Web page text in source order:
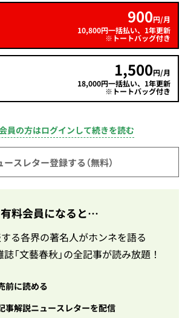
900円/月
10,800円一括払い、1年更新
※トートバッグ付き
1,500円/月
18,000円一括払い、1年更新
※トートバッグ付き
員の方はログインして続きを読む
ースレター登録する（無料）
有料会員になると…
る各界の著名人がホンネを語る
「文藝春秋」の全記事が読み放題！
前に読める
事解説ニュースレターを配信